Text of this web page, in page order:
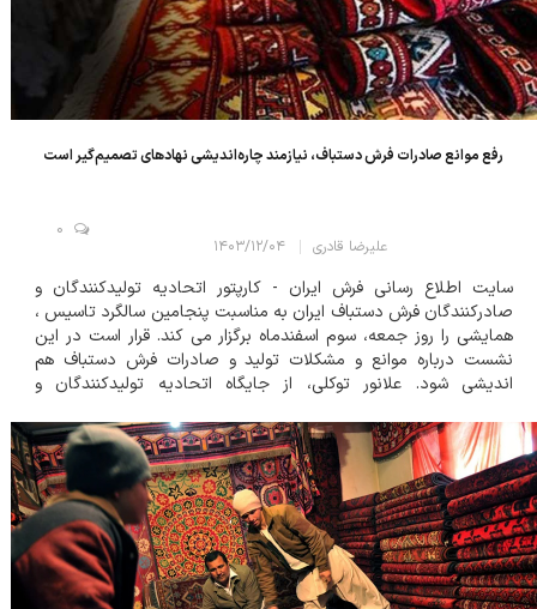
رفع موانع صادرات فرش دستباف، نیازمند چاره‌اندیشی نهادهای تصمیم‌گیر است
علیرضا قادری ۱۴۰۳/۱۲/۰۴
0
سایت اطلاع رسانی فرش ایران - کارپتور اتحادیه تولیدکنندگان و
صادرکنندگان فرش دستباف ایران به مناسبت پنجامین سالگرد تاسیس ،
همایشی را روز جمعه، سوم اسفندماه برگزار می کند. قرار است در این
نشست درباره موانع و مشکلات تولید و صادرات فرش دستباف هم
اندیشی شود. علانور توکلی، از جایگاه اتحادیه تولیدکنندگان و
تشکل های حوزه فرش دستباف...